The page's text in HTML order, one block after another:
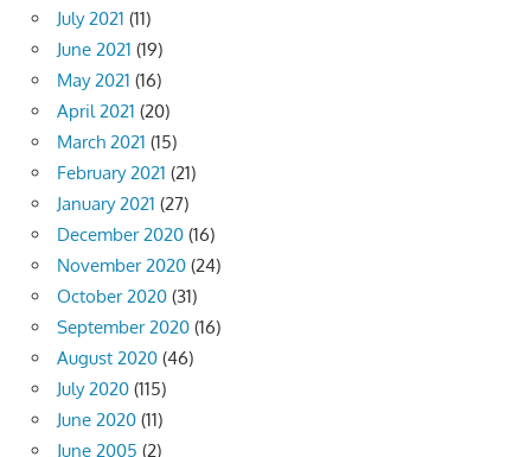
July 2021 (11)
June 2021 (19)
May 2021 (16)
April 2021 (20)
March 2021 (15)
February 2021 (21)
January 2021 (27)
December 2020 (16)
November 2020 (24)
October 2020 (31)
September 2020 (16)
August 2020 (46)
July 2020 (115)
June 2020 (11)
June 2005 (2)